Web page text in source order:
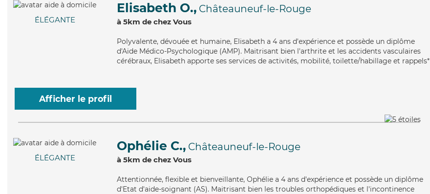
ÉLÉGANTE
Elisabeth O., Châteauneuf-le-Rouge
à 5km de chez Vous
Polyvalente, dévouée et humaine, Elisabeth a 4 ans d'expérience et possède un diplôme
d'Aide Médico-Psychologique (AMP). Maitrisant bien l'arthrite et les accidents vasculaires
cérébraux, Elisabeth apporte ses services de activités, mobilité, toilette/habillage et rappels*
Afficher le profil
ÉLÉGANTE
Ophélie C., Châteauneuf-le-Rouge
à 5km de chez Vous
Attentionnée, flexible et bienveillante, Ophélie a 4 ans d'expérience et possède un diplôme
d'Etat d'aide-soignant (AS). Maitrisant bien les troubles orthopédiques et l'incontinence